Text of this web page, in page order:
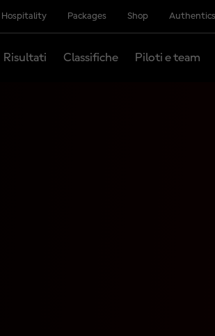
Hospitality Packages Shop Authentics
Risultati Classifiche Piloti e team